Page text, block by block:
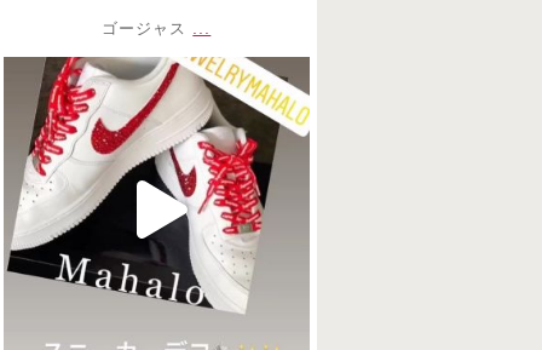
ゴージャス
decojewelrymahalo
10月 30